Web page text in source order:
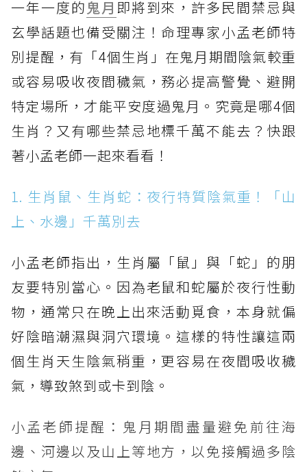
一年一度的 鬼月 即將到來，許多民間禁忌與
玄學話題也備受關注！命理專家小孟老師特
別提醒，有「4個生肖」在鬼月期間陰氣較重
或容易吸收夜間穢氣，務必提高警覺、避開
特定場所，才能平安度過鬼月。究竟是哪4個
生肖？又有哪些禁忌地標千萬不能去？快跟
著小孟老師一起來看看！
1. 生肖鼠、生肖蛇：夜行特質陰氣重！「山
上、水邊」千萬別去
小孟老師指出，生肖屬「鼠」與「蛇」的朋
友要特別當心。因為老鼠和蛇屬於夜行性動
物，通常只在晚上出來活動覓食，本身就偏
好陰暗潮濕與洞穴環境。這樣的特性讓這兩
個生肖天生陰氣稍重，更容易在夜間吸收穢
氣，導致煞到或卡到陰。
小孟老師提醒：鬼月期間盡量避免前往海
邊、河邊以及山上等地方，以免接觸過多陰